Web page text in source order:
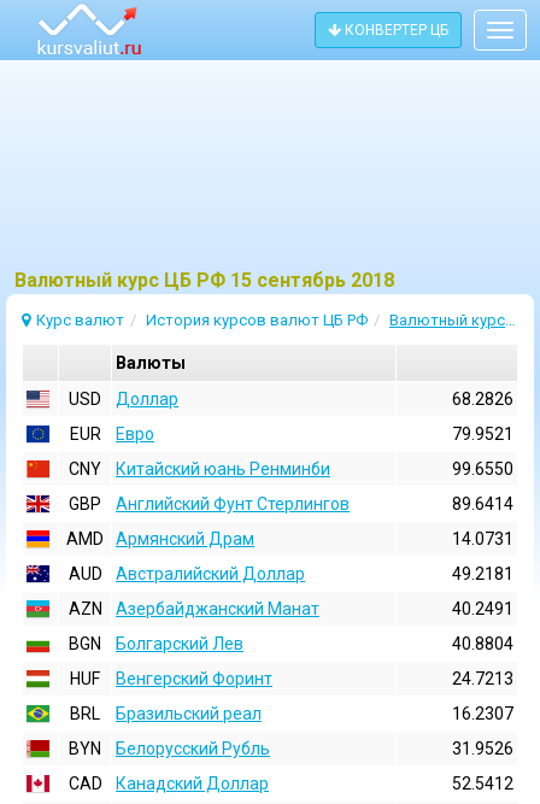
КОНВЕРТЕР ЦБ
Bалютный курс ЦБ РФ 15 сентябрь 2018
Курс валют История курсов валют ЦБ РФ Валютный курс 15 Сентябрь 2018
Валюты
USD
Доллар
68.2826
EUR
Евро
79.9521
CNY
Китайский юань Ренминби
99.6550
GBP
Английский Фунт Стерлингов
89.6414
AMD
Армянский Драм
14.0731
AUD
Австралийский Доллар
49.2181
AZN
Азербайджанский Манат
40.2491
BGN
Болгарский Лев
40.8804
HUF
Венгерский Форинт
24.7213
BRL
Бразильский реал
16.2307
BYN
Белорусский Рубль
31.9526
CAD
Канадский Доллар
52.5412